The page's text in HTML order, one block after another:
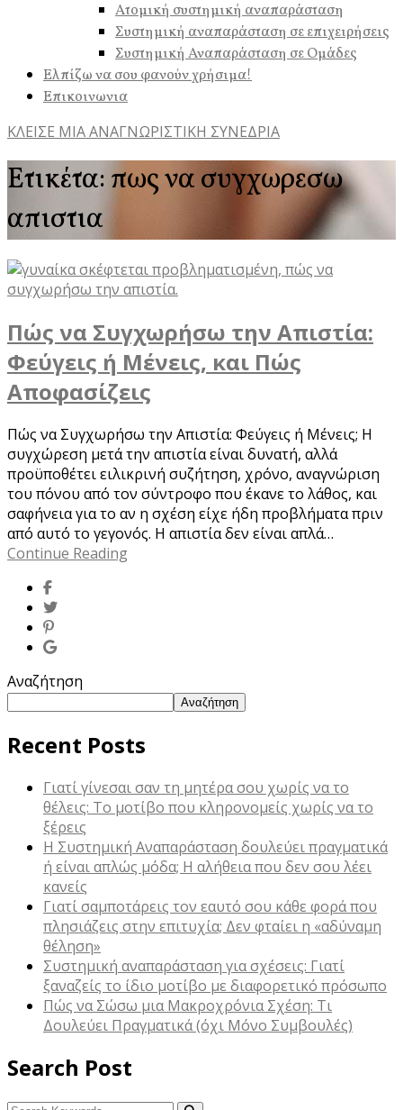
Ατομική συστημική αναπαράσταση
Συστημική αναπαράσταση σε επιχειρήσεις
Συστημική Αναπαράσταση σε Ομάδες
Ελπίζω να σου φανούν χρήσιμα!
Επικοινωνια
ΚΛΕΙΣΕ ΜΙΑ ΑΝΑΓΝΩΡΙΣΤΙΚΗ ΣΥΝΕΔΡΙΑ
Ετικέτα:πως να συγχωρεσω
απιστια
Πώς να Συγχωρήσω την Απιστία:
Φεύγεις ή Μένεις, και Πώς
Αποφασίζεις
Πώς να Συγχωρήσω την Απιστία: Φεύγεις ή Μένεις; Η
συγχώρεση μετά την απιστία είναι δυνατή, αλλά
προϋποθέτει ειλικρινή συζήτηση, χρόνο, αναγνώριση
του πόνου από τον σύντροφο που έκανε το λάθος, και
σαφήνεια για το αν η σχέση είχε ήδη προβλήματα πριν
από αυτό το γεγονός. Η απιστία δεν είναι απλά…
Continue Reading
Αναζήτηση
Αναζήτηση
Recent Posts
Γιατί γίνεσαι σαν τη μητέρα σου χωρίς να το
θέλεις: Το μοτίβο που κληρονομείς χωρίς να το
ξέρεις
Η Συστημική Αναπαράσταση δουλεύει πραγματικά
ή είναι απλώς μόδα; Η αλήθεια που δεν σου λέει
κανείς
Γιατί σαμποτάρεις τον εαυτό σου κάθε φορά που
πλησιάζεις στην επιτυχία; Δεν φταίει η «αδύναμη
θέληση»
Συστημική αναπαράσταση για σχέσεις: Γιατί
ξαναζείς το ίδιο μοτίβο με διαφορετικό πρόσωπο
Πώς να Σώσω μια Μακροχρόνια Σχέση: Τι
Δουλεύει Πραγματικά (όχι Μόνο Συμβουλές)
Search Post